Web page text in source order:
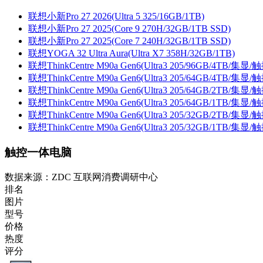
联想小新Pro 27 2026(Ultra 5 325/16GB/1TB)
联想小新Pro 27 2025(Core 9 270H/32GB/1TB SSD)
联想小新Pro 27 2025(Core 7 240H/32GB/1TB SSD)
联想YOGA 32 Ultra Aura(Ultra X7 358H/32GB/1TB)
联想ThinkCentre M90a Gen6(Ultra3 205/96GB/4TB/集显/
联想ThinkCentre M90a Gen6(Ultra3 205/64GB/4TB/集显/
联想ThinkCentre M90a Gen6(Ultra3 205/64GB/2TB/集显/
联想ThinkCentre M90a Gen6(Ultra3 205/64GB/1TB/集显/
联想ThinkCentre M90a Gen6(Ultra3 205/32GB/2TB/集显/
联想ThinkCentre M90a Gen6(Ultra3 205/32GB/1TB/集显/
触控一体电脑
数据来源：ZDC 互联网消费调研中心
排名
图片
型号
价格
热度
评分